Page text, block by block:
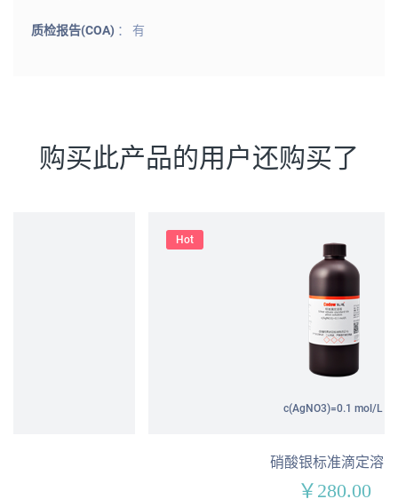
质检报告(COA) ： 有
购买此产品的用户还购买了
c(AgNO3)=0.1 mol/L
硝酸银标准滴定溶液